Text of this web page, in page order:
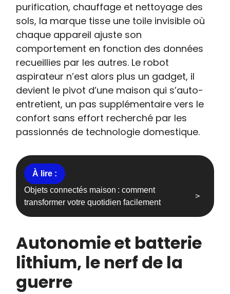
purification, chauffage et nettoyage des
sols, la marque tisse une toile invisible où
chaque appareil ajuste son
comportement en fonction des données
recueillies par les autres. Le robot
aspirateur n’est alors plus un gadget, il
devient le pivot d’une maison qui s’auto-
entretient, un pas supplémentaire vers le
confort sans effort recherché par les
passionnés de technologie domestique.
Objets connectés maison : comment
transformer votre quotidien facilement
Autonomie et batterie
lithium, le nerf de la
guerre